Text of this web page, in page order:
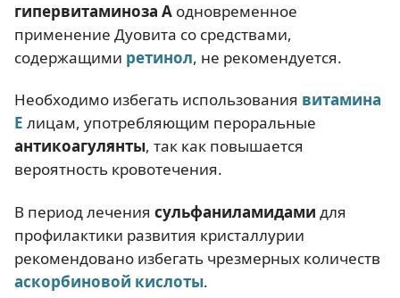
гипервитаминоза А одновременное
применение Дуовита со средствами,
содержащими ретинол, не рекомендуется.
Необходимо избегать использования витамина
E лицам, употребляющим пероральные
антикоагулянты, так как повышается
вероятность кровотечения.
В период лечения сульфаниламидами для
профилактики развития кристаллурии
рекомендовано избегать чрезмерных количеств
аскорбиновой кислоты.